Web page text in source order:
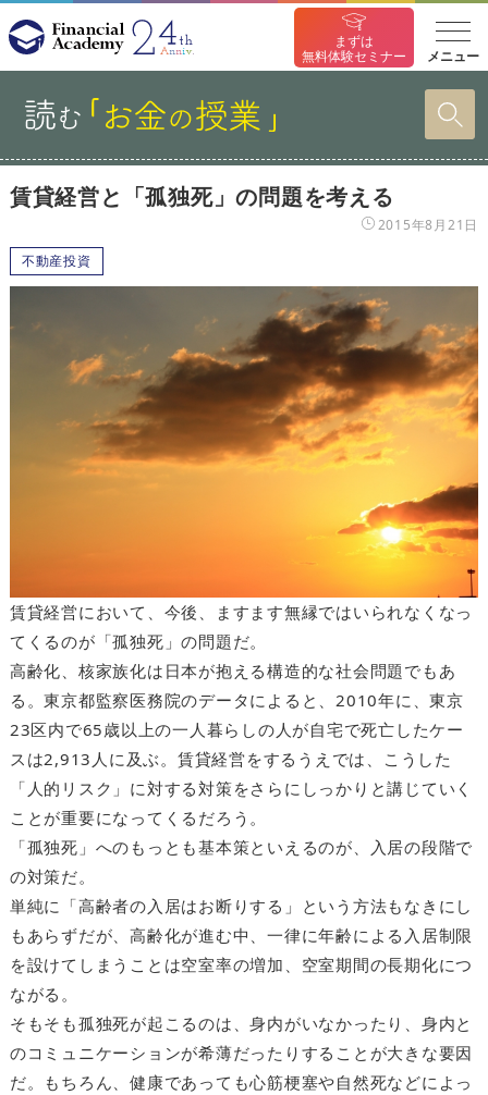
まずは
無料体験セミナー
メニュー
賃貸経営と「孤独死」の問題を考える
2015年8月21日
不動産投資
賃貸経営において、今後、ますます無縁ではいられなくなっ
てくるのが「孤独死」の問題だ。
高齢化、核家族化は日本が抱える構造的な社会問題でもあ
る。東京都監察医務院のデータによると、2010年に、東京
23区内で65歳以上の一人暮らしの人が自宅で死亡したケー
スは2,913人に及ぶ。賃貸経営をするうえでは、こうした
「人的リスク」に対する対策をさらにしっかりと講じていく
ことが重要になってくるだろう。
「孤独死」へのもっとも基本策といえるのが、入居の段階で
の対策だ。
単純に「高齢者の入居はお断りする」という方法もなきにし
もあらずだが、高齢化が進む中、一律に年齢による入居制限
を設けてしまうことは空室率の増加、空室期間の長期化につ
ながる。
そもそも孤独死が起こるのは、身内がいなかったり、身内と
のコミュニケーションが希薄だったりすることが大きな要因
だ。もちろん、健康であっても心筋梗塞や自然死などによっ